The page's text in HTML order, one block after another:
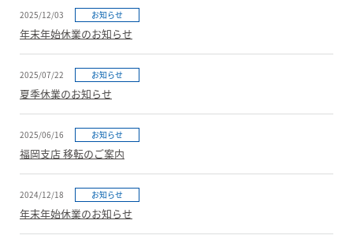
2025/12/03 お知らせ
年末年始休業のお知らせ
2025/07/22 お知らせ
夏季休業のお知らせ
2025/06/16 お知らせ
福岡支店 移転のご案内
2024/12/18 お知らせ
年末年始休業のお知らせ